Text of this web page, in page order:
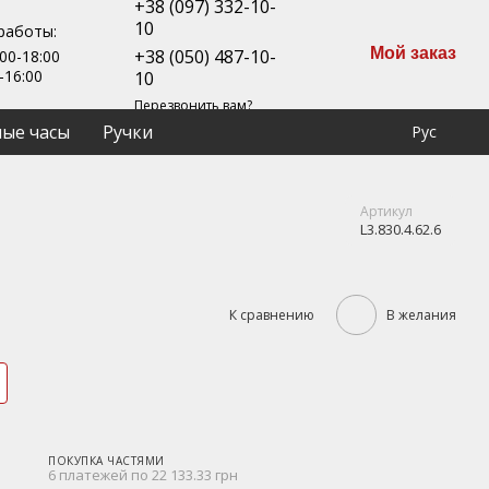
18:00
+38 (097) 332-10-
10
+38 (050) 487-10-
10
Перезвонить вам?
Мой заказ
часы Ручки Рус
Артикул
L3.830.4.62.6
К сравнению В желания
ПОКУПКА ЧАСТЯМИ
6 платежей по 22 133.33 грн